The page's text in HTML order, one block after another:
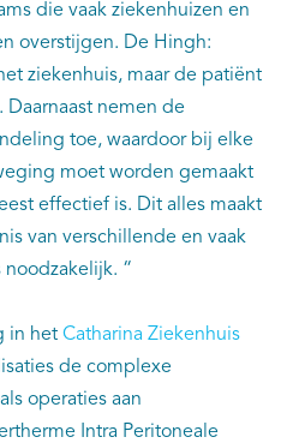
die vaak ziekenhuizen en
overstijgen. De Hingh:
ziekenhuis, maar de patiënt
Daarnaast nemen de
toe, waardoor bij elke
moet worden gemaakt
effectief is. Dit alles maakt
van verschillende en vaak
“
in het Catharina Ziekenhuis
de complexe
operaties aan
Intra Peritoneale